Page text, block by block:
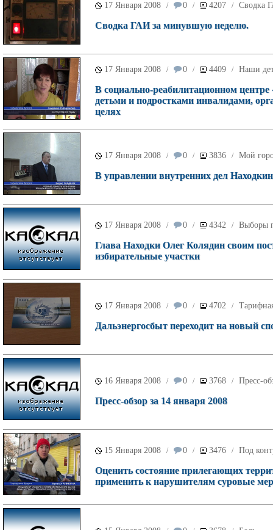
17 Января 2008 / 0 / 4207 / Сводка
Сводка ГАИ за минувшую неделю.
17 Января 2008 / 0 / 4409 / Наши
В социально-реабилитационном
детьми и подростками инвалидами,
целях
17 Января 2008 / 0 / 3836 / Мой
В управлении внутренних дел
17 Января 2008 / 0 / 4342 / Выборы
Глава Находки Олег Колядин своим
избирательные участки
17 Января 2008 / 0 / 4702 /
Дальэнергосбыт переходит на новый
16 Января 2008 / 0 / 3768 / Пресс-
Пресс-обзор за 14 января 2008
15 Января 2008 / 0 / 3476 / Под
Оценить состояние прилегающих
применить к нарушителям суровые